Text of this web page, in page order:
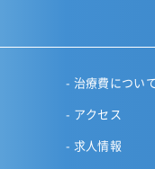
治療費につい
アクセス
求人情報